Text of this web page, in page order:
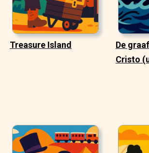
Treasure Island
De
Cristo